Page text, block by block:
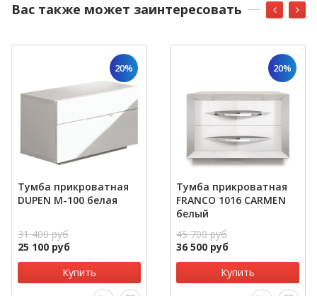
Вас также может заинтересовать
20%
Тумба прикроватная
DUPEN M-100 белая
31 400 руб
25 100 руб
Купить
20%
Тумба прикроватная
FRANCO 1016 CARMEN
белый
45 700 руб
36 500 руб
Купить